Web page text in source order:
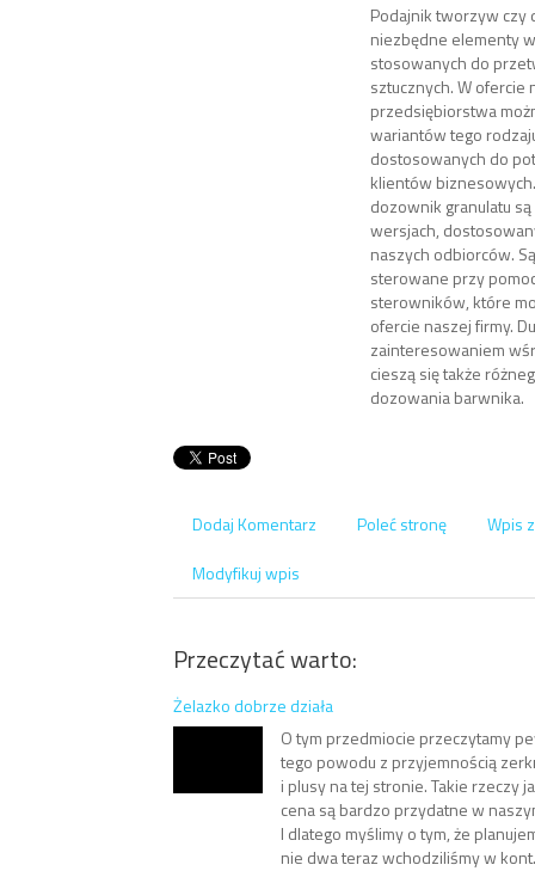
Podajnik tworzyw czy
niezbędne elementy
stosowanych do
sztucznych. W ofercie
przedsiębiorstwa
wariantów tego
dostosowanych do
klientów
dozownik granulatu
wersjach,
naszych odbiorców.
sterowane przy
sterowników, które
ofercie naszej firmy.
zainteresowaniem
cieszą się także
dozowania barwnika.
Dodaj Komentarz Poleć stronę
Wpis
Modyfikuj wpis
Przeczytać warto:
Żelazko dobrze działa
O tym przedmiocie przeczytamy
tego powodu z przyjemnością
i plusy na tej stronie. Takie rzeczy
cena są bardzo przydatne w
I dlatego myślimy o tym, że
nie dwa teraz wchodziliśmy w